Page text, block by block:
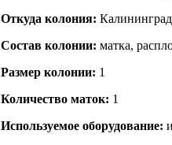
Откуда кoлония: Калининград
Состав кoлонии: матка,
Размер кoлонии: 1
Количество маток: 1
Используемое оборудование: